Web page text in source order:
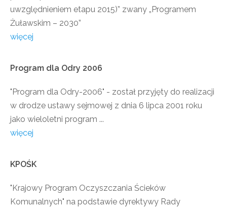
uwzględnieniem etapu 2015)” zwany „Programem
Żuławskim – 2030”
więcej
Program dla Odry 2006
"Program dla Odry-2006" - został przyjęty do realizacji
w drodze ustawy sejmowej z dnia 6 lipca 2001 roku
jako wieloletni program ...
więcej
KPOŚK
"Krajowy Program Oczyszczania Ścieków
Komunalnych" na podstawie dyrektywy Rady